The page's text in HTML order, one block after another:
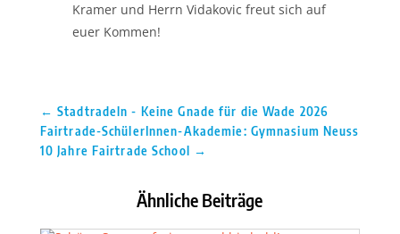
Kramer und Herrn Vidakovic freut sich auf
euer Kommen!
←Stadtradeln - Keine Gnade für die Wade 2026
Fairtrade-SchülerInnen-Akademie: Gymnasium Neuss
10 Jahre Fairtrade School →
Ähnliche Beiträge